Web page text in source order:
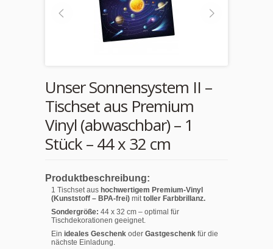
Unser Sonnensystem II –
Tischset aus Premium
Vinyl (abwaschbar) – 1
Stück – 44 x 32 cm
Produktbeschreibung:
1 Tischset aus hochwertigem Premium-Vinyl
(Kunststoff – BPA-frei) mittoller Farbbrillanz.
Sondergröße: 44 x 32 cm – optimal für
Tischdekorationen geeignet.
Ein ideales Geschenk oder Gastgeschenk für die
nächste Einladung.